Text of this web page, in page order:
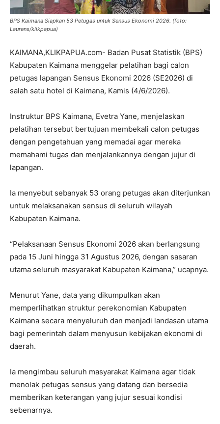
BPS Kaimana Siapkan 53 Petugas untuk Sensus Ekonomi 2026. (foto:
Laurens/klikpapua)
KAIMANA,KLIKPAPUA.com- Badan Pusat Statistik (BPS)
Kabupaten Kaimana menggelar pelatihan bagi calon
petugas lapangan Sensus Ekonomi 2026 (SE2026) di
salah satu hotel di Kaimana, Kamis (4/6/2026).
Instruktur BPS Kaimana, Evetra Yane, menjelaskan
pelatihan tersebut bertujuan membekali calon petugas
dengan pengetahuan yang memadai agar mereka
memahami tugas dan menjalankannya dengan jujur di
lapangan.
Ia menyebut sebanyak 53 orang petugas akan diterjunkan
untuk melaksanakan sensus di seluruh wilayah
Kabupaten Kaimana.
“Pelaksanaan Sensus Ekonomi 2026 akan berlangsung
pada 15 Juni hingga 31 Agustus 2026, dengan sasaran
utama seluruh masyarakat Kabupaten Kaimana,” ucapnya.
Menurut Yane, data yang dikumpulkan akan
memperlihatkan struktur perekonomian Kabupaten
Kaimana secara menyeluruh dan menjadi landasan utama
bagi pemerintah dalam menyusun kebijakan ekonomi di
daerah.
Ia mengimbau seluruh masyarakat Kaimana agar tidak
menolak petugas sensus yang datang dan bersedia
memberikan keterangan yang jujur sesuai kondisi
sebenarnya.